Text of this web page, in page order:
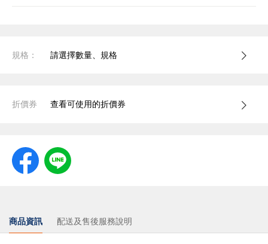
規格： 請選擇數量、規格
折價券 查看可使用的折價券
商品資訊 配送及售後服務說明